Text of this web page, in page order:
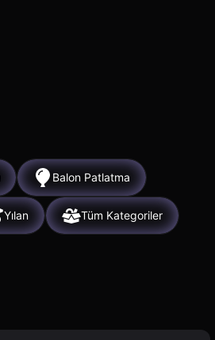
Balon Patlatma
Yılan Tüm Kategoriler